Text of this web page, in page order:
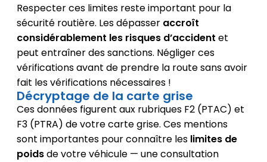
Respecter ces limites reste important pour la
sécurité routière. Les dépasser accroît
considérablement les risques d’accident et
peut entraîner des sanctions. Négliger ces
vérifications avant de prendre la route sans avoir
fait les vérifications nécessaires !
Décryptage de la carte grise
Ces données figurent aux rubriques F2 (PTAC) et
F3 (PTRA) de votre carte grise. Ces mentions
sont importantes pour connaître les limites de
poidsde votre véhicule — une consultation